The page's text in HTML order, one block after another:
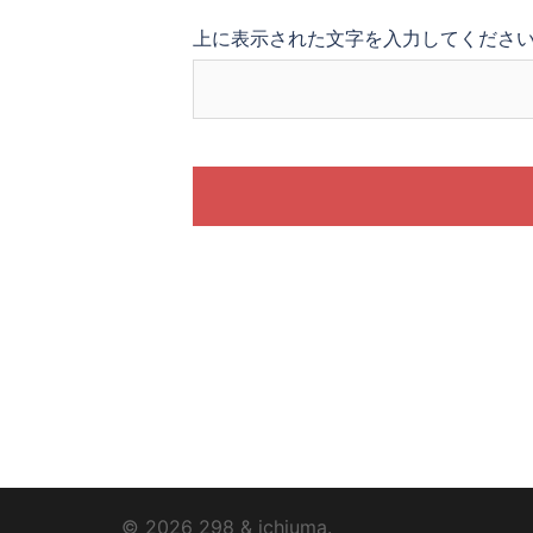
上に表示された文字を入力してくださ
© 2026 298 & ichiuma.